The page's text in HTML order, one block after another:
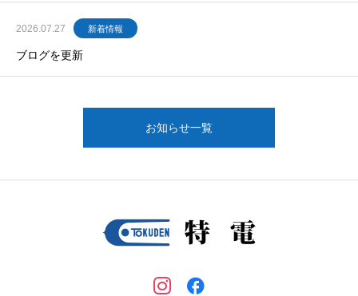
2026.07.27 新着情報
ブログを更新
お知らせ一覧